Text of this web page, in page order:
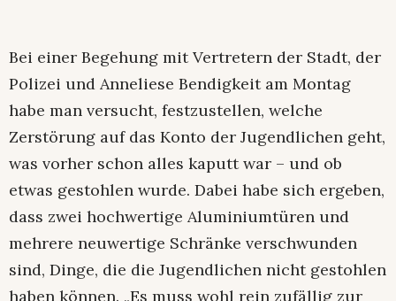
Bei einer Begehung mit Vertretern der Stadt, der
Polizei und Anneliese Bendigkeit am Montag
habe man versucht, festzustellen, welche
Zerstörung auf das Konto der Jugendlichen geht,
was vorher schon alles kaputt war – und ob
etwas gestohlen wurde. Dabei habe sich ergeben,
dass zwei hochwertige Aluminiumtüren und
mehrere neuwertige Schränke verschwunden
sind, Dinge, die die Jugendlichen nicht gestohlen
haben können. „Es muss wohl rein zufällig zur